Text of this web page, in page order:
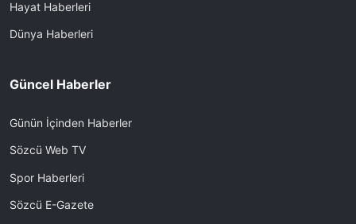
Hayat Haberleri
Dünya Haberleri
Güncel Haberler
Günün İçinden Haberler
Sözcü Web TV
Spor Haberleri
Sözcü E-Gazete